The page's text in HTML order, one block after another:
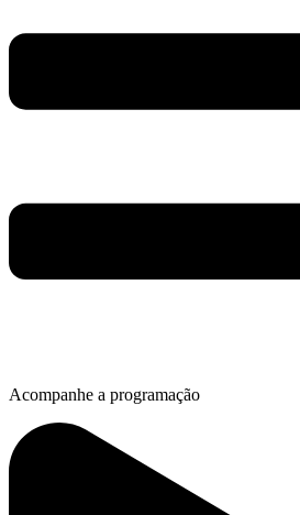
Acompanhe a programação